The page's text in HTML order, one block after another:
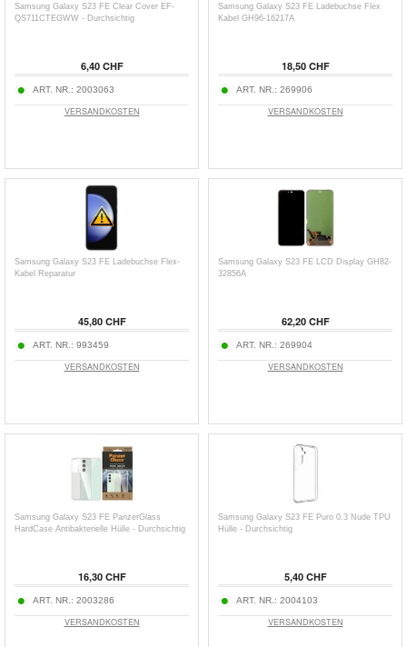
Samsung Galaxy S23 FE Clear Cover EF-
QS711CTEGWW - Durchsichtig
6,40 CHF
ART. NR.: 2003063
VERSANDKOSTEN
Samsung Galaxy S23 FE Ladebuchse Flex
Kabel GH96-16217A
18,50 CHF
ART. NR.: 269906
VERSANDKOSTEN
Samsung Galaxy S23 FE Ladebuchse Flex-
Kabel Reparatur
45,80 CHF
ART. NR.: 993459
VERSANDKOSTEN
Samsung Galaxy S23 FE LCD Display GH82-
32856A
62,20 CHF
ART. NR.: 269904
VERSANDKOSTEN
Samsung Galaxy S23 FE PanzerGlass
HardCase Antibakterielle Hülle - Durchsichtig
16,30 CHF
ART. NR.: 2003286
VERSANDKOSTEN
Samsung Galaxy S23 FE Puro 0.3 Nude TPU
Hülle - Durchsichtig
5,40 CHF
ART. NR.: 2004103
VERSANDKOSTEN